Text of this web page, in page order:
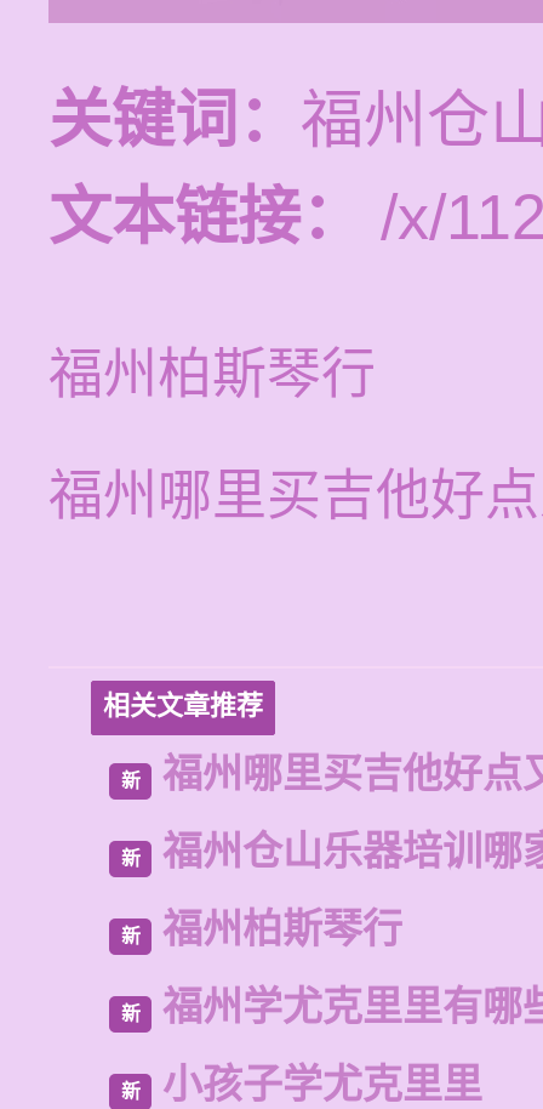
关键词： 福州仓
文本链接：
/x/
福州柏斯琴行
福州哪里买吉他好
相关文章推荐
新 福州哪里买吉他好点
新 福州仓山乐器培训哪
新 福州柏斯琴行
新 福州学尤克里里有哪
新 小孩子学尤克里里